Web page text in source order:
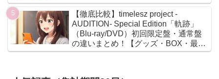
【徹底比較】timelesz project -
AUDITION- Special Edition「軌跡」
（Blu-ray/DVD）初回限定盤・通常盤
の違いまとめ！【グッズ・BOX・最安
値】